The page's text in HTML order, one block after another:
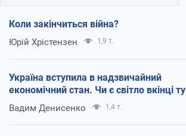
Коли закінчиться війна?
Юрій Хрістензен 1,9 т.
Україна вступила в надзвичайний
економічний стан. Чи є світло вкінці
Вадим Денисенко 1,4 т.